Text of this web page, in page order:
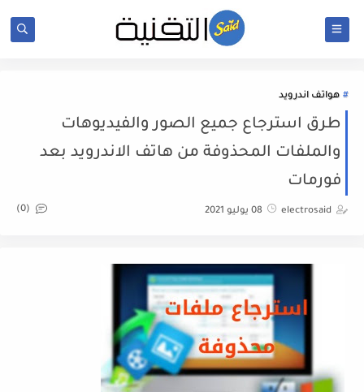
هواتف اندرويد
طرق استرجاع جميع الصور والفيديوهات
والملفات المحذوفة من هاتف الاندرويد بعد
فورمات
electrosaid 08 يوليو 2021 (0)